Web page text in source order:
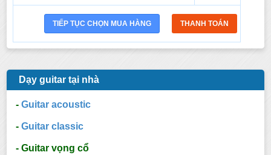
Dạy guitar tại nhà
-Guitar acoustic
-Guitar classic
- Guitar vọng cổ